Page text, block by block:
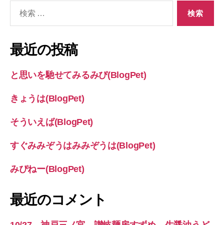
象:
最近の投稿
と思いを馳せてみるみぴ(BlogPet)
きょうは(BlogPet)
そういえば(BlogPet)
すぐみみぞうはみみぞうは(BlogPet)
みぴねー(BlogPet)
最近のコメント